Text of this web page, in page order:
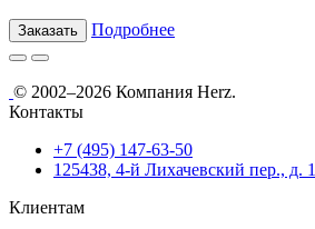
Заказать Подробнее
© 2002–2026 Компания Herz.
Контакты
+7 (495) 147-63-50
125438, 4-й Лихачевский пер., д.
Клиентам